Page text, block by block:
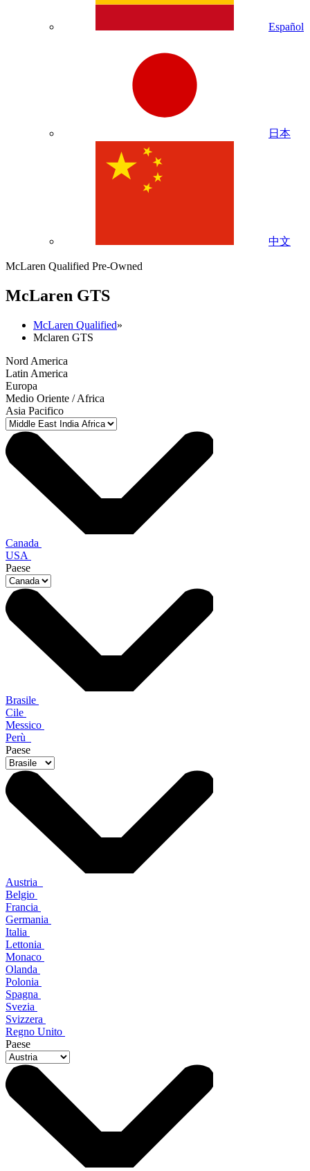
Español
日本
中文
McLaren Qualified Pre-Owned
McLaren GTS
McLaren Qualified»
Mclaren GTS
Nord America
Latin America
Europa
Medio Oriente / Africa
Asia Pacifico
Canada
USA
Paese
Brasile
Cile
Messico
Perù
Paese
Austria
Belgio
Francia
Germania
Italia
Lettonia
Monaco
Olanda
Polonia
Spagna
Svezia
Svizzera
Regno Unito
Paese